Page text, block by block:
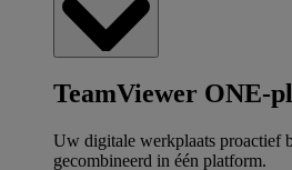
TeamViewer ONE-
Uw digitale werkplaats proactief
gecombineerd in één platform.